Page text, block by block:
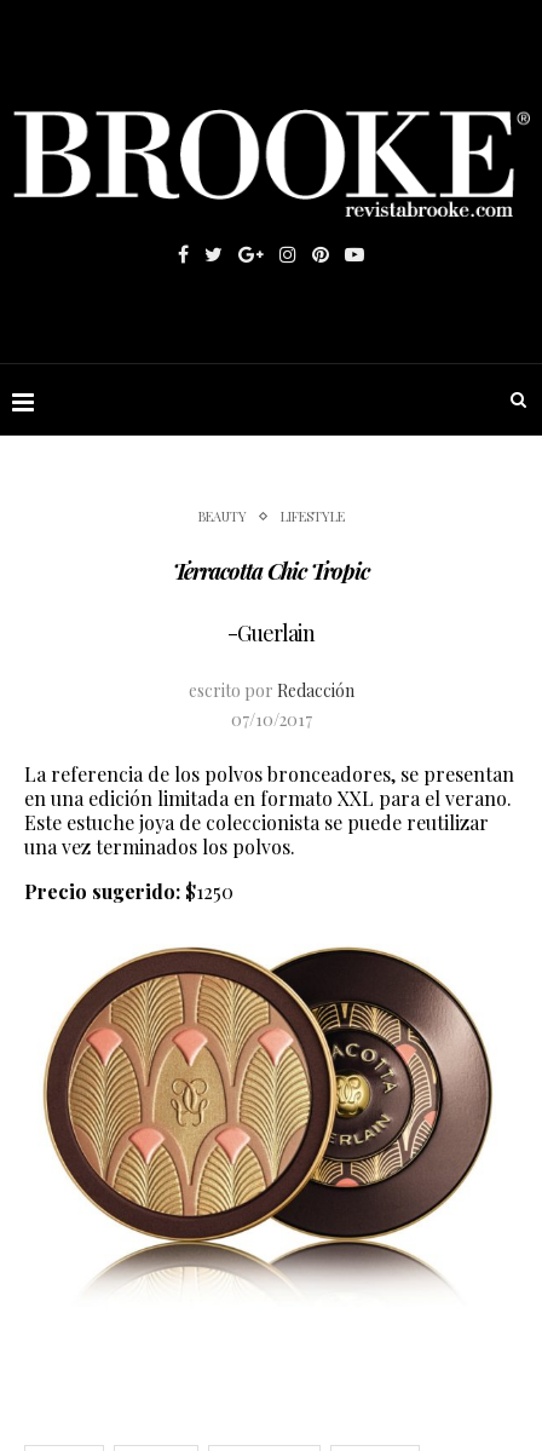
BEAUTY LIFESTYLE
Terracotta Chic Tropic
-Guerlain
escrito por Redacción
07/10/2017
La referencia de los polvos bronceadores, se presentan
en una edición limitada en formato XXL para el verano.
Este estuche joya de coleccionista se puede reutilizar
una vez terminados los polvos.
Precio sugerido: $1250